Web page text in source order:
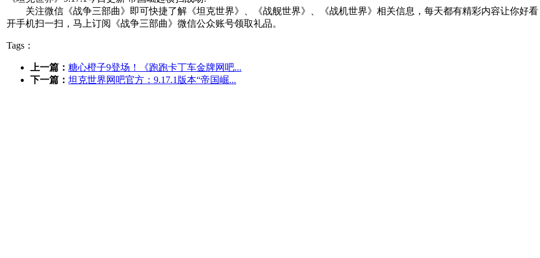
关注微信《战争三部曲》即可快捷了解《坦克世界》、《战舰世界》、《战机世界》相关信息，每天都有精彩内容让你好
开手机扫一扫，马上订阅《战争三部曲》微信公众账号领取礼品。
Tags：
上一篇： 糖心橙子9登场！《跑跑卡丁车金牌网吧...
下一篇： 坦克世界网吧官方：9.17.1版本“帝国崛...